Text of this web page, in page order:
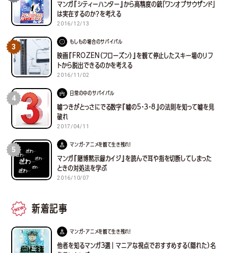
マンガ『シティーハンター』から高精度の銃「ワンオブサウザンド」
は実在するのか？を考える
2016/12/13
3
もしもの場合のサバイバル
映画『FROZEN（フローズン）』を観て停止したスキー場のリフ
トから脱出できるのかを考える
2016/11/02
4
日常の中のサバイバル
嘘つきがとっさにでる数字『嘘の5・3・8』の法則を知って嘘を見
破れ
2017/04/11
5
マンガ・アニメを観て生き残れ！
マンガ『賭博黙示録カイジ』を読んで耳や指を切断してしまった
ときの対処法を学ぶ
2016/10/07
新着記事
マンガ・アニメを観て生き残れ！
他者を知るマンガ３選｜マニアな視点でおすすめする(隠れた)名